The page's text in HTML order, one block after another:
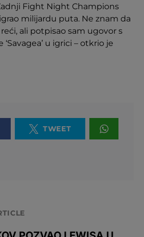
Fight Night Champions
milijardu puta. Ne znam da
ali potpisao sam ugovor s
u igrici – otkrio je
TWEET